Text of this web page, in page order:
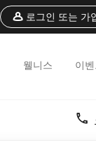
로그인 또는 가
웰니스 이벤